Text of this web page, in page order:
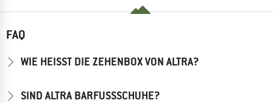
FAQ
WIE HEISST DIE ZEHENBOX VON ALTRA?
SIND ALTRA BARFUSSSCHUHE?